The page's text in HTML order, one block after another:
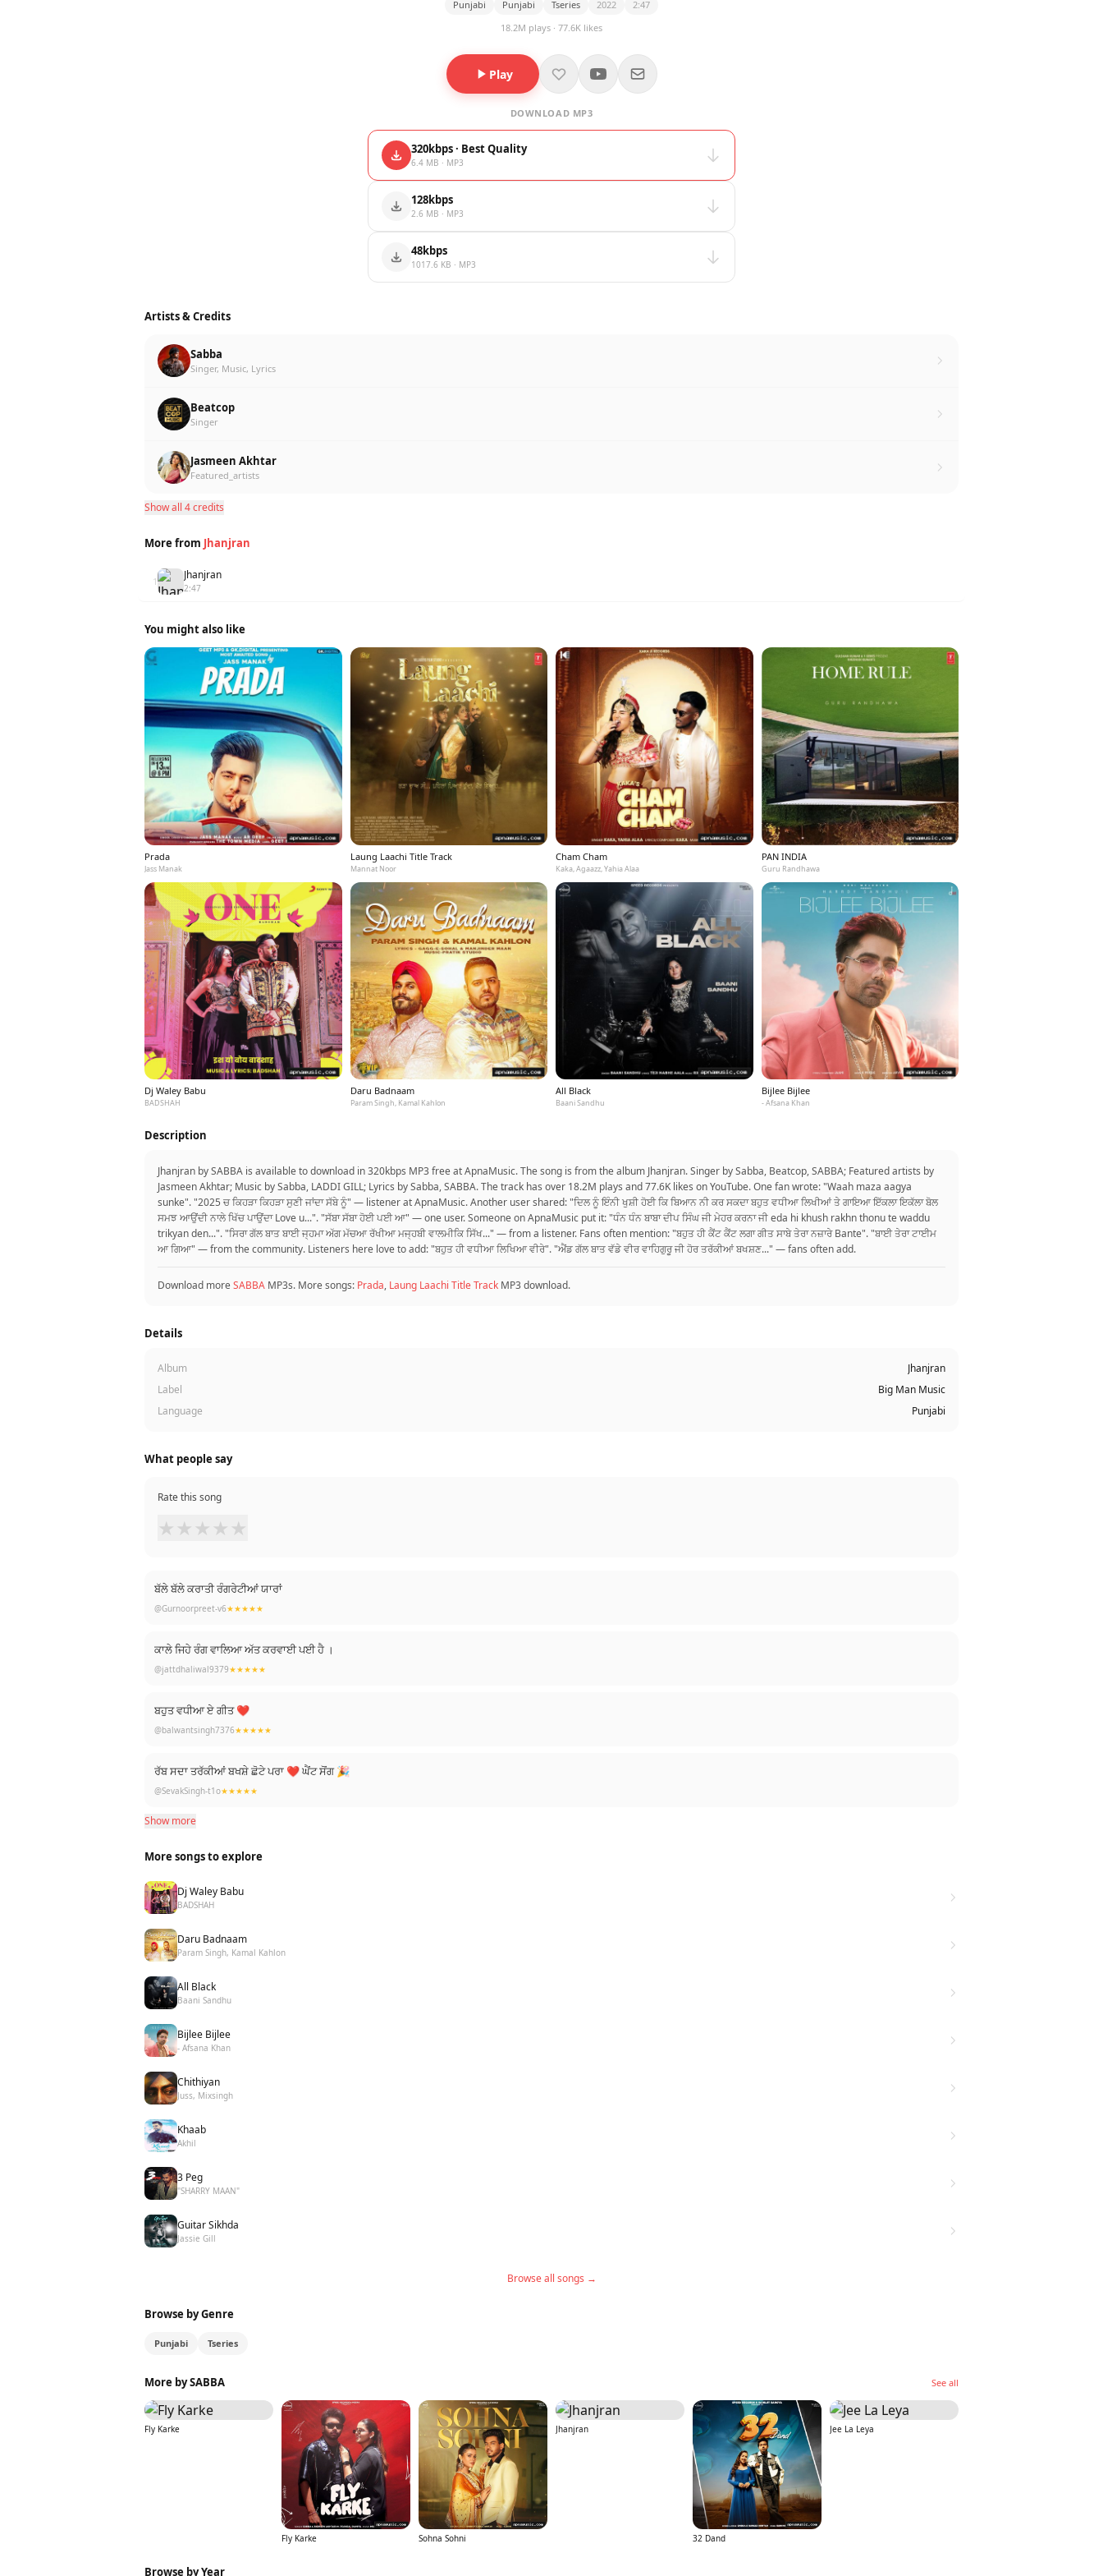
Punjabi Punjabi Tseries 2022
2:47
18.2M plays · 77.6K likes
Play
DOWNLOAD MP3
320kbps · Best Quality
6.4 MB · MP3
128kbps
2.6 MB · MP3
48kbps
1017.6 KB · MP3
Artists & Credits
Sabba
Singer, Music, Lyrics
Beatcop
Singer
Jasmeen Akhtar
Featured_artists
Show all 4 credits
More from Jhanjran
1 Jhanjran
2:47
You might also like
Prada
Jass Manak
Laung Laachi Title Track
Mannat Noor
Cham Cham
Kaka, Agaazz, Yahia Alaa
PAN INDIA
Guru Randhawa
Dj Waley Babu
BADSHAH
Daru Badnaam
Param Singh, Kamal Kahlon
All Black
Baani Sandhu
Bijlee Bijlee
- Afsana Khan
Description
Jhanjran by SABBA is available to download in 320kbps MP3 free at ApnaMusic. The song is from the album Jhanjran. Singer by Sabba, Beatcop, SABBA; Featured artists by
Jasmeen Akhtar; Music by Sabba, LADDI GILL; Lyrics by Sabba, SABBA. The track has over 18.2M plays and 77.6K likes on YouTube. One fan wrote: "Waah maza aagya
sunke". "2025 ਚ ਕਿਹੜਾ ਕਿਹੜਾ ਸੁਣੀ ਜਾਂਦਾ ਸੱਬੇ ਨੂੰ" — listener at ApnaMusic. Another user shared: "ਦਿਲ ਨੂੰ ਇੰਨੀ ਖੁਸ਼ੀ ਹੋਈ ਕਿ ਬਿਆਨ ਨੀ ਕਰ ਸਕਦਾ ਬਹੁਤ ਵਧੀਆ ਲਿਖੀਆਂ ਤੇ ਗਾਇਆ ਇੱਕਲਾ ਇਕੱਲਾ ਬੋਲ
ਸਮਝ ਆਉਂਦੀ ਨਾਲੇ ਖਿੱਚ ਪਾਉਂਦਾ Love u...". "ਸੱਬਾ ਸੱਬਾ ਹੋਈ ਪਈ ਆ" — one user. Someone on ApnaMusic put it: "ਧੰਨ ਧੰਨ ਬਾਬਾ ਦੀਪ ਸਿੰਘ ਜੀ ਮੇਹਰ ਕਰਨਾ ਜੀ eda hi khush rakhn thonu te waddu
trikyan den...". "ਸਿਰਾ ਗੱਲ ਬਾਤ ਬਾਈ ਜ੍ਹਮਾ ਅੱਗ ਮੱਚਆ ਰੱਖੀਆ ਮਜ੍ਹਬੀ ਵਾਲਮੀਕਿ ਸਿੱਖ..." — from a listener. Fans often mention: "ਬਹੁਤ ਹੀ ਕੈਂਟ ਕੈਂਟ ਲਗਾ ਗੀਤ ਸਾਬੇ ਤੇਰਾ ਨਜ਼ਾਰੇ Bante". "ਬਾਈ ਤੇਰਾ ਟਾਈਮ
ਆ ਗਿਆ" — from the community. Listeners here love to add: "ਬਹੁਤ ਹੀ ਵਧੀਆ ਲਿਖਿਆ ਵੀਰੇ". "ਐਂਡ ਗੱਲ ਬਾਤ ਵੱਡੇ ਵੀਰ ਵਾਹਿਗੁਰੂ ਜੀ ਹੋਰ ਤਰੱਕੀਆਂ ਬਖਸ਼ਣ..." — fans often add.
Download moreSABBA MP3s. More songs: Prada, Laung Laachi Title Track MP3 download.
Details
Album
Jhanjran
Label
Big Man Music
Language
Punjabi
What people say
Rate this song
★ ★ ★ ★ ★
ਬੱਲੇ ਬੱਲੇ ਕਰਾਤੀ ਰੰਗਰੇਟੀਆਂ ਯਾਰਾਂ
@Gurnoorpreet-v6★★★★★
ਕਾਲੇ ਜਿਹੇ ਰੰਗ ਵਾਲਿਆ ਅੱਤ ਕਰਵਾਈ ਪਈ ਹੈ ।
@jattdhaliwal9379★★★★★
ਬਹੁਤ ਵਧੀਆ ਏ ਗੀਤ ❤
@balwantsingh7376★★★★★
ਰੱਬ ਸਦਾ ਤਰੱਕੀਆਂ ਬਖਸ਼ੇ ਛੋਟੇ ਪਰਾ ❤ ਘੈਂਟ ਸੋਂਗ 🎉
@SevakSingh-t1o★★★★★
Show more
More songs to explore
Dj Waley Babu
BADSHAH
Daru Badnaam
Param Singh, Kamal Kahlon
All Black
Baani Sandhu
Bijlee Bijlee
- Afsana Khan
Chithiyan
Juss, Mixsingh
Khaab
Akhil
3 Peg
"SHARRY MAAN"
Guitar Sikhda
Jassie Gill
Browse all songs →
Browse by Genre
Punjabi Tseries
More by SABBA See all
Fly Karke
Fly Karke Sohna Sohni
Jhanjran
32 Dand
Jee La Leya
Browse by Year